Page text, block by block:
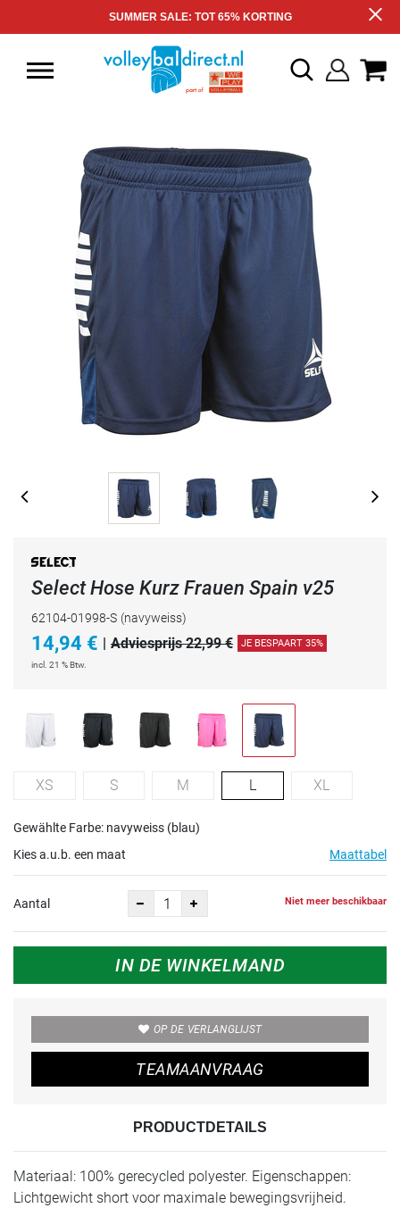
SUMMER SALE: TOT 65% KORTING
Select Hose Kurz Frauen Spain v25
62104-01998-S (navyweiss)
14,94 € | Adviesprijs 22,99 € JE BESPAART 35%
incl. 21 % Btw.
XS S M L XL
Gewählte Farbe: navyweiss (blau)
Kies a.u.b. een maat
Maattabel
Aantal Niet meer beschikbaar
IN DE WINKELMAND
OP DE VERLANGLIJST
TEAMAANVRAAG
PRODUCTDETAILS
Materiaal: 100% gerecycled polyester. Eigenschappen:
Lichtgewicht short voor maximale bewegingsvrijheid.